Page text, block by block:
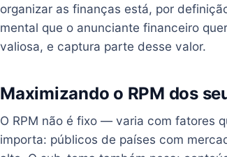
organizar as finanças está, por
mental que o anunciante financeiro
valiosa, e captura parte desse valor.
Maximizando o RPM dos
O RPM não é fixo — varia com fatores
importa: públicos de países com